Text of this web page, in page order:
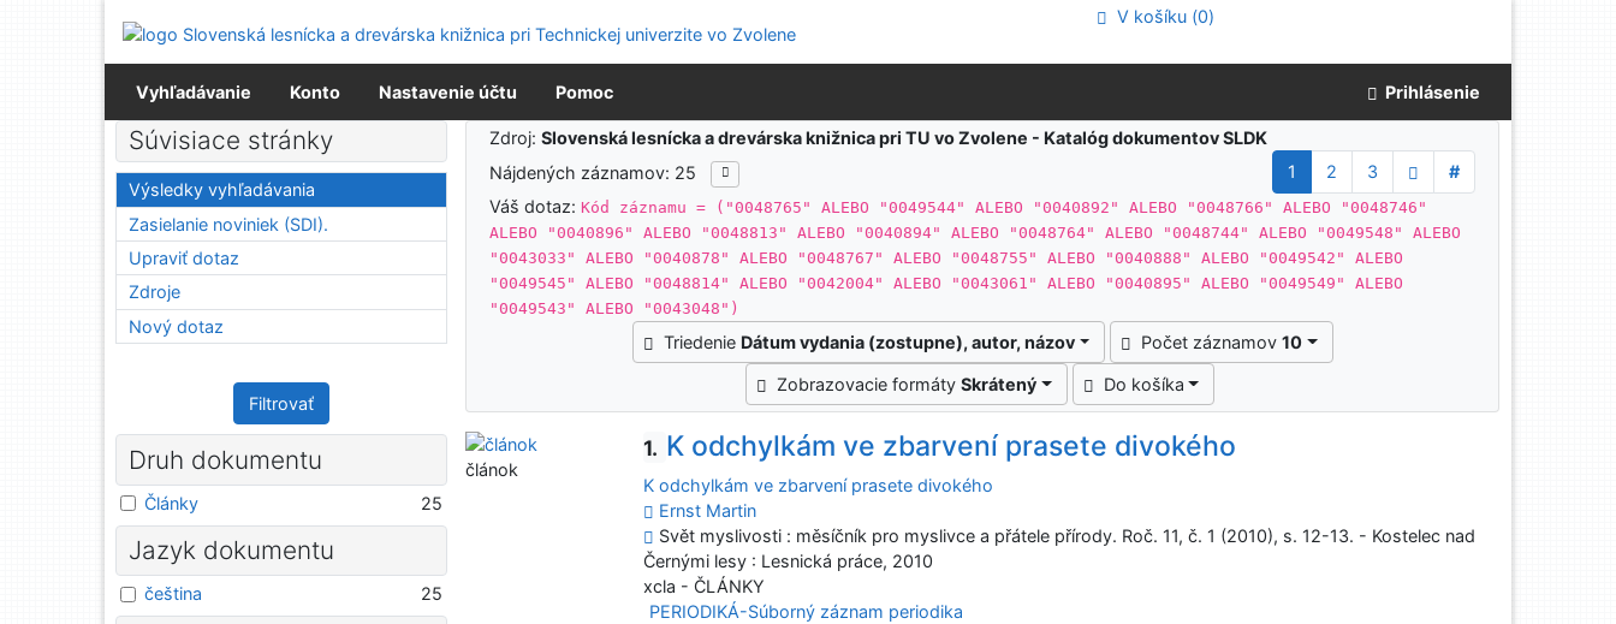
Prejsť na menu
Prehlásenie o webovej prístupnosti
V košíku (0)
Vyhľadávanie Konto Nastavenie účtu Pomoc Prihlásenie
Výsledky vyhľadávania
Zdroj:Slovenská lesnícka a drevárska knižnica pri TU vo Zvolene - Katalóg dokumentov SLDK
Nájdených záznamov: 25
1 2 3
#
Váš dotaz:Kód záznamu = ("0048765" ALEBO "0049544" ALEBO "0040892" ALEBO "0048766" ALEBO "0048746"
ALEBO "0040896" ALEBO "0048813" ALEBO "0040894" ALEBO "0048764" ALEBO "0048744" ALEBO "0049548" ALEBO
"0043033" ALEBO "0040878" ALEBO "0048767" ALEBO "0048755" ALEBO "0040888" ALEBO "0049542" ALEBO
"0049545" ALEBO "0048814" ALEBO "0042004" ALEBO "0043061" ALEBO "0040895" ALEBO "0049549" ALEBO
"0049543" ALEBO "0043048")
Triedenie Dátum vydania (zostupne), autor, názov Počet záznamov10
Zobrazovacie formátySkrátený Do košíka
1. K odchylkám ve zbarvení prasete divokého
K odchylkám ve zbarvení prasete divokého
Ernst Martin
Svět myslivosti : měsíčník pro myslivce a přátele přírody. Roč. 11, č. 1 (2010), s. 12-13. - Kostelec nad
Černými lesy : Lesnická práce, 2010
xcla - ČLÁNKY
PERIODIKÁ-Súborný záznam periodika
článok
Súvisiace stránky
Výsledky vyhľadávania
Zasielanie noviniek (SDI).
Upraviť dotaz
Zdroje
Nový dotaz
Filtrovať
Druh dokumentu
Články 25
Jazyk dokumentu
čeština 25